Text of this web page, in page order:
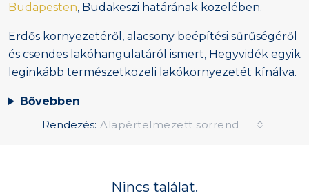
Budapesten, Budakeszi határának közelében.
Erdős környezetéről, alacsony beépítési sűrűségéről
és csendes lakóhangulatáról ismert, Hegyvidék egyik
leginkább természetközeli lakókörnyezetét kínálva.
Bővebben
Rendezés: Alapértelmezett sorrend
Nincs találat.